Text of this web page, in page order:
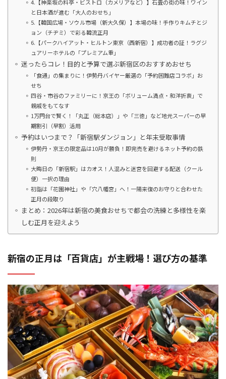
4.【神楽坂の料亭・ビストロ（カメリアなど）】石畳の街の味！ワイン
と日本酒が進む「大人のおせち」
5.【韓国広場・ソウル市場（新大久保）】本場の味！手作りキムチとジ
ョン（チヂミ）で彩る韓流正月
6.【パークハイアット・ヒルトン東京（西新宿）】成功者の証！ラグジ
ュアリーホテルの「プレミアム重」
迷ったらコレ！目的と予算で選ぶ新宿区のおすすめおせち
「食通」の集まりに！伊勢丹バイヤー厳選の「予約困難店コラボ」お
せち
四谷・市谷のファミリーに！京王の「ボリューム満点・和洋折衷」で
親戚をもてなす
1万円台で賢く！「丸正（総本店）」や「三徳」など地元スーパーの早
期割引（早割）活用
予約はいつまで？「新宿駅ダンジョン」と年末受取事情
伊勢丹・京王の限定品は10月が勝負！即完売を避けるネット予約の鉄
則
大晦日の「新宿駅」はカオス！人混みと迷宮を回避する配送（クール
便）一択の理由
初詣は「花園神社」や「穴八幡宮」へ！一陽来復のお守りと合わせた
正月の段取り
まとめ：2026年は新宿の美食おせちで都会の洗練と多様性を楽
しむ正月を迎えよう
新宿の正月は「百貨店」が主戦場！選び方の基準